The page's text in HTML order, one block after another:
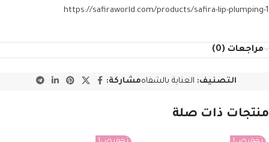
https://safiraworld.com/products/safira-lip-plumping-1
مراجعات (0)
التصنيف: العناية بالشفاهمشاركة:
منتجات ذات صلة